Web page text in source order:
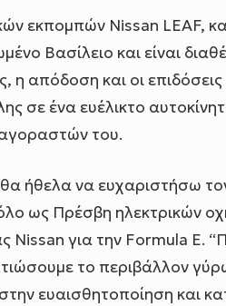
εκπομπών Nissan LEAF,
Βασίλειο και είναι
η απόδοση και οι
σε ένα ευέλικτο
του.
ήθελα να ευχαριστήσω
ως Πρέσβη ηλεκτρικών
Nissan για την Formula E.
το περιβάλλον
ευαισθητοποίηση και